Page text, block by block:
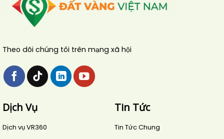
Theo dõi chúng tôi trên mạng xã hội
Dịch Vụ
Dịch vụ VR360
Tin Tức
Tin Tức Chung